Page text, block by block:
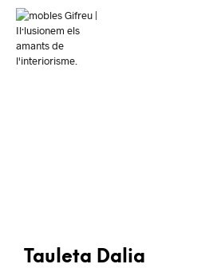
Tauleta Dalia